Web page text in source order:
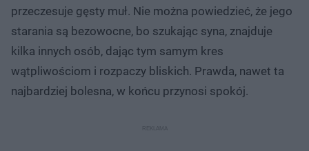
przeczesuje gęsty muł. Nie można powiedzieć, że jego
starania są bezowocne, bo szukając syna, znajduje
kilka innych osób, dając tym samym kres
wątpliwościom i rozpaczy bliskich. Prawda, nawet ta
najbardziej bolesna, w końcu przynosi spokój.